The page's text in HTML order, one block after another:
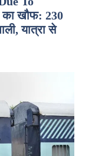
का खौफ: 230
यात्रा से